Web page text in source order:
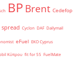
BPBrent Cedefop
spread Cyclon DAF Dailymail
eFuel EKO Cyprus
Κύπρου fit for 55 FuelMate